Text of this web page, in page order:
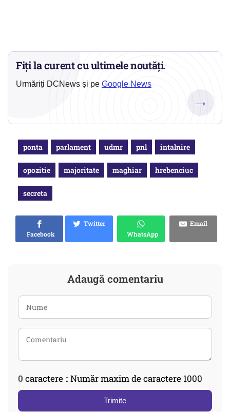
Fiți la curent cu ultimele noutăți.
Urmăriți DCNews și pe Google News
→
ponta parlament udmr pnl intalnire
opozitie majoritate maghiar hrebenciuc
secreta
Facebook
Twitter
WhatsApp
Email
Adaugă comentariu
0 caractere :: Număr maxim de caractere 1000
Trimite